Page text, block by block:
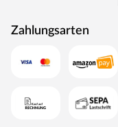
Zahlungsarten